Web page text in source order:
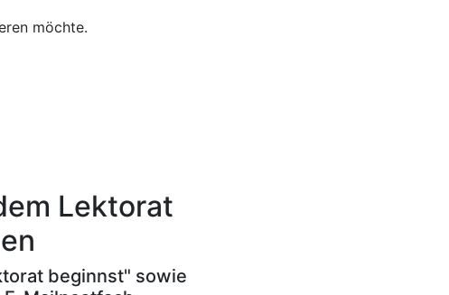
möchte.
Lektorat
beginnst" sowie